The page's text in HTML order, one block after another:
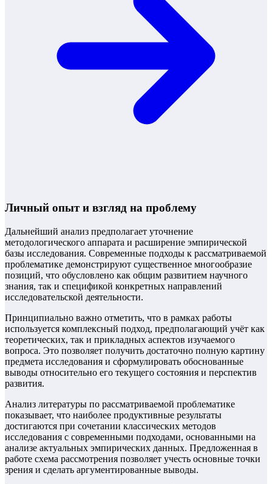
Личный опыт и взгляд на проблему
Дальнейший анализ предполагает уточнение
методологического аппарата и расширение эмпирической
базы исследования. Современные подходы к рассматриваемой
проблематике демонстрируют существенное многообразие
позиций, что обусловлено как общим развитием научного
знания, так и спецификой конкретных направлений
исследовательской деятельности.
Принципиально важно отметить, что в рамках работы
используется комплексный подход, предполагающий учёт как
теоретических, так и прикладных аспектов изучаемого
вопроса. Это позволяет получить достаточно полную картину
предмета исследования и сформулировать обоснованные
выводы относительно его текущего состояния и перспектив
развития.
Анализ литературы по рассматриваемой проблематике
показывает, что наиболее продуктивные результаты
достигаются при сочетании классических методов
исследования с современными подходами, основанными на
анализе актуальных эмпирических данных. Предложенная в
работе схема рассмотрения позволяет учесть основные точки
зрения и сделать аргументированные выводы.